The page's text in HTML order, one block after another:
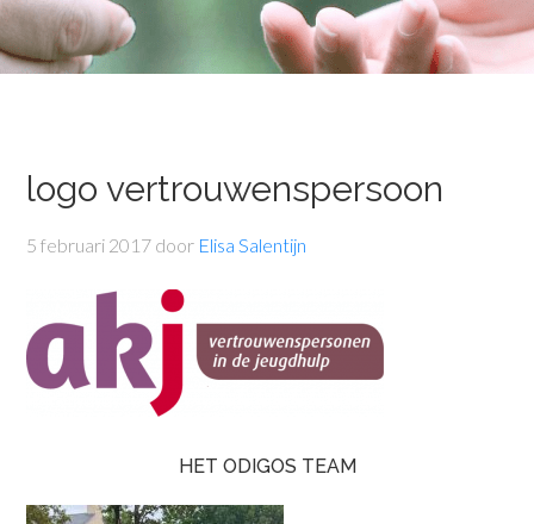
logo vertrouwenspersoon
5 februari 2017 door Elisa Salentijn
HET ODIGOS TEAM